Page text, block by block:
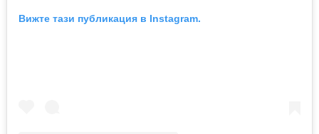
Вижте тази публикация в Instagram.